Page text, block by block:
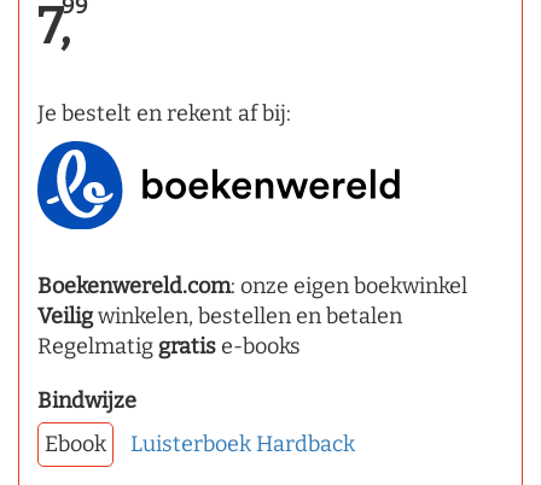
7,99
Je bestelt en rekent af bij:
Boekenwereld.com: onze eigen boekwinkel
Veiligwinkelen, bestellen en betalen
Regelmatig gratise-books
Bindwijze
Ebook
Luisterboek Hardback